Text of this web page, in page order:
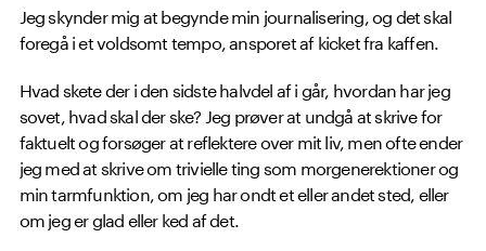
Jeg skynder mig at begynde min journalisering, og det skal
foregå i et voldsomt tempo, ansporet af kicket fra kaffen.
Hvad skete der i den sidste halvdel af i går, hvordan har jeg
sovet, hvad skal der ske? Jeg prøver at undgå at skrive for
faktuelt og forsøger at reflektere over mit liv, men ofte ender
jeg med at skrive om trivielle ting som morgenerektioner og
min tarmfunktion, om jeg har ondt et eller andet sted, eller
om jeg er glad eller ked af det.